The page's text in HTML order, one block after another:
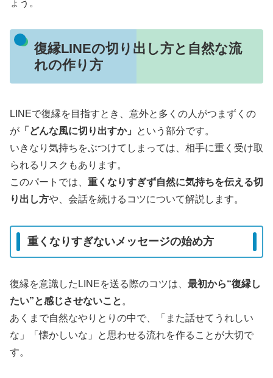
ょう。
復縁LINEの切り出し方と自然な流
れの作り方
LINEで復縁を目指すとき、意外と多くの人がつまずくの
が 「どんな風に切り出すか」
という部分です。
いきなり気持ちをぶつけてしまっては、相手に重く受け取
られるリスクもあります。
このパートでは、 重くなりすぎず自然に気持ちを伝える切
り出し方や、会話を続けるコツについて解説します。
重くなりすぎないメッセージの始め方
復縁を意識したLINEを送る際のコツは、 最初から“復縁し
たい”と感じさせないこと 。
あくまで自然なやりとりの中で、「また話せてうれしい
な」「懐かしいな」と思わせる流れを作ることが大切で
す。